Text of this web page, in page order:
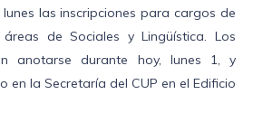
lunes las inscripciones para cargos de
de Sociales y Lingüística. Los
anotarse durante hoy, lunes 1, y
en la Secretaría del CUP en el Edificio